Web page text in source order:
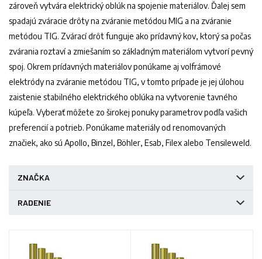
zároveň vytvára elektrický oblúk na spojenie materiálov. Ďalej sem
spadajú zváracie drôty na zváranie metódou MIG a na zváranie
metódou TIG. Zvárací drôt funguje ako prídavný kov, ktorý sa počas
zvárania roztaví a zmiešaním so základným materiálom vytvorí pevný
spoj. Okrem prídavných materiálov ponúkame aj volfrámové
elektródy na zváranie metódou TIG, v tomto prípade je jej úlohou
zaistenie stabilného elektrického oblúka na vytvorenie tavného
kúpeľa. Vyberať môžete zo širokej ponuky parametrov podľa vašich
preferencií a potrieb. Ponúkame materiály od renomovaných
značiek, ako sú Apollo, Binzel, Böhler, Esab, Filex alebo Tensileweld.
ZNAČKA
RADENIE